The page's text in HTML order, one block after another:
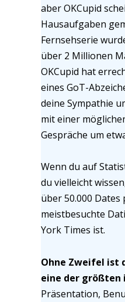
aber OKCupid
Hausaufgaben
Fernsehserie
über 2 Millionen
OKCupid hat
eines GoT-
deine Sympathie
mit einer
Gespräche um
Wenn du auf
du vielleicht
über 50.000 Dates
meistbesuchte
York Times ist.
Ohne Zweifel ist
eine der größten
Präsentation,